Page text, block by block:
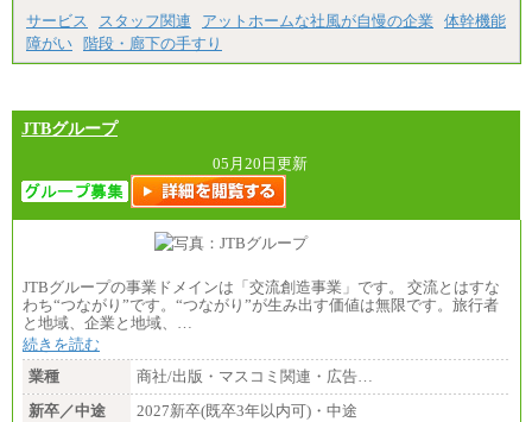
サービス
スタッフ関連 アットホームな社風が自慢の企業
体幹機能
障がい 階段・廊下の手すり
JTBグループ
05月20日更新
JTBグループの事業ドメインは「交流創造事業」です。 交流とはすな
わち“つながり”です。“つながり”が生み出す価値は無限です。旅行者
と地域、企業と地域、…
続きを読む
業種
商社/出版・マスコミ関連・広告…
新卒／中途
2027新卒(既卒3年以内可)・中途